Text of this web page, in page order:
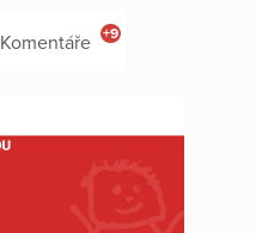
Komentáře +9